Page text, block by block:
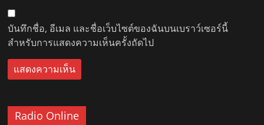
บันทึกชื่อ, อีเมล และชื่อเว็บไซต์ของฉันบนเบราว์เซอร์นี้
สำหรับการแสดงความเห็นครั้งถัดไป
Radio Online